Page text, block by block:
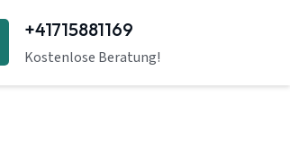
+41715881169
Kostenlose Beratung!